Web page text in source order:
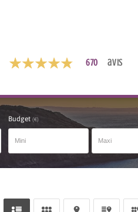
670 avis
Budget (€)